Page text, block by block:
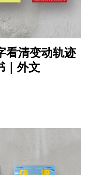
看清变动轨迹
｜外文